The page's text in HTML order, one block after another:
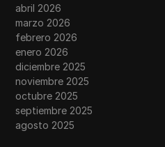
abril 2026
marzo 2026
febrero 2026
enero 2026
diciembre 2025
noviembre 2025
octubre 2025
septiembre 2025
agosto 2025